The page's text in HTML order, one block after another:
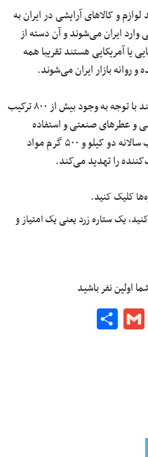
به
ایران می‌شوند و آن دسته از
یا آمریکایی هستند تقریبا همه
و روانه بازار ایران می‌شوند.
توجه به وجود بیش از ۸۰۰
ترکیب
و عطرهای صنعتی و استفاده
دو
کیلو و ۵۰۰ گرم مواد
را تهدید می‌کند.
کلیک کنید.
یک ستاره زرد یعنی یک امتیاز و
اولین نفر باشید
Copy
Gmail